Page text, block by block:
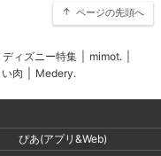
ページの先頭へ
ィズニー特集 mimot.
肉 Medery.
ぴあ(アプリ&Web)